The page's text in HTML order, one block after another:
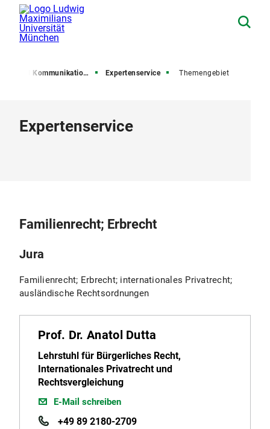
und Kommunikation (PuK) Expertenservice Themengebiet
Expertenservice
Familienrecht; Erbrecht
Jura
Familienrecht; Erbrecht; internationales Privatrecht;
ausländische Rechtsordnungen
Prof. Dr. Anatol Dutta
Lehrstuhl für Bürgerliches Recht,
Internationales Privatrecht und
Rechtsvergleichung
E-Mail schreiben
+49 89 2180-2709